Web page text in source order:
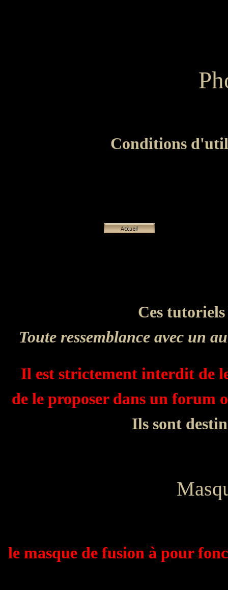
Conditions
Ces
Toute ressemblance avec un
Il est strictement interdit de
de le proposer dans un forum
Ils sont
le masque de fusion à pour